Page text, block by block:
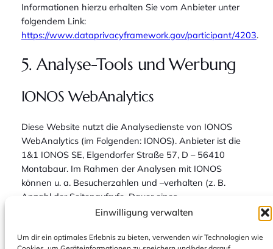
Einwilligung verwalten
Um dir ein optimales Erlebnis zu bieten, verwenden wir Technologien wie
Informationen hierzu erhalten Sie vom Anbieter unter
folgendem Link:
https://www.dataprivacyframework.gov/participant/4203.
5. Analyse-Tools und Werbung
IONOS WebAnalytics
Diese Website nutzt die Analysedienste von IONOS
WebAnalytics (im Folgenden: IONOS). Anbieter ist die
1&1 IONOS SE, Elgendorfer Straße 57, D – 56410
Montabaur. Im Rahmen der Analysen mit IONOS
können u. a. Besucherzahlen und –verhalten (z. B.
Anzahl der Seitenaufrufe, Dauer eines
Webseitenbesuchs, Absprungraten), Besucherquellen
Besucherstandorte sowie technische Daten (Browser-